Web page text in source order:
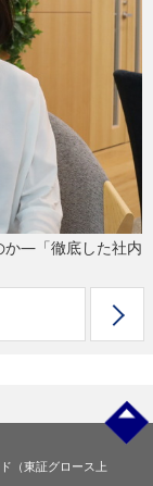
か―「徹底した社内
（東証グロース上